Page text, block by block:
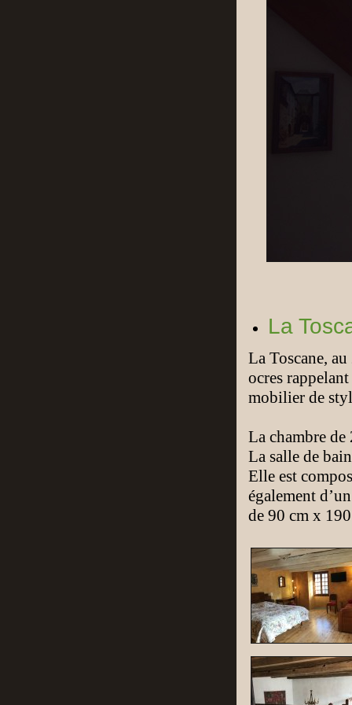
La
La Toscane,
ocres
mobilier de
La chambre
La salle de
Elle est
également
de 90 cm x